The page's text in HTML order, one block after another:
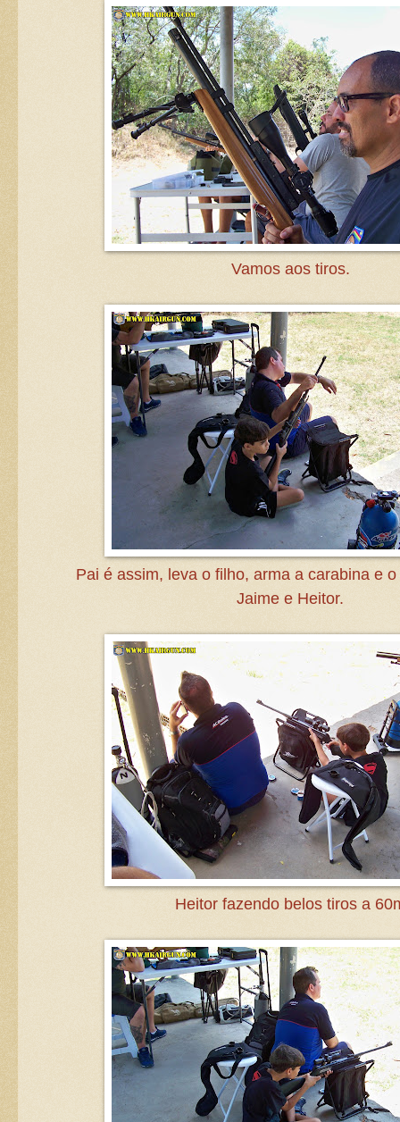
Vamos aos tiros.
Pai é assim, leva o filho, arma a carabina e
Jaime e Heitor.
Heitor fazendo belos tiros a